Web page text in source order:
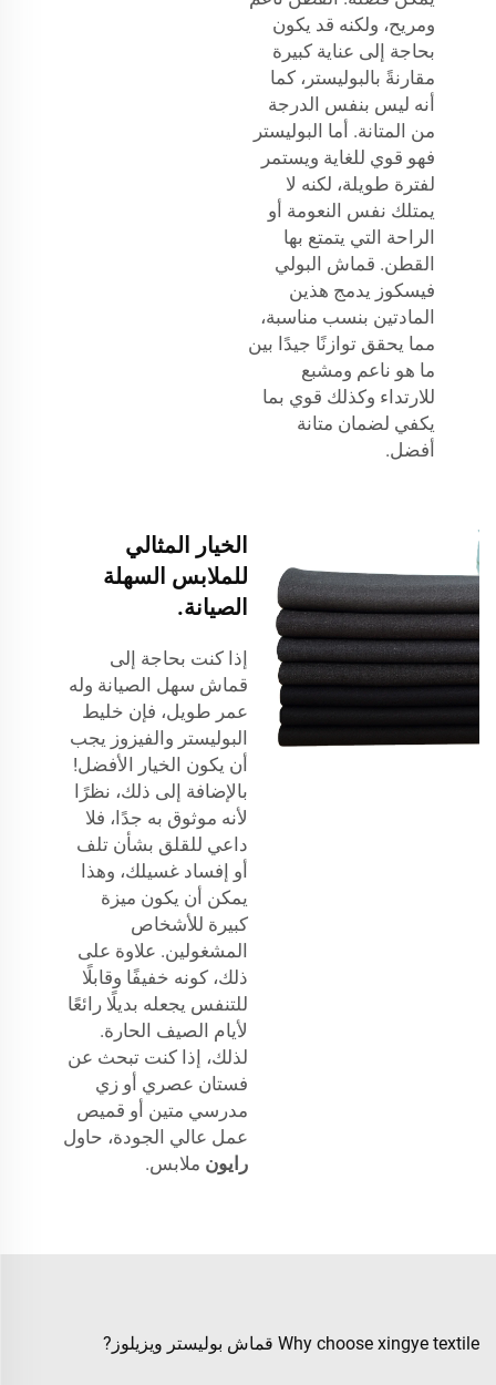
ومريح، ولكنه قد يكون
بحاجة إلى عناية كبيرة
مقارنةً بالبوليستر، كما
أنه ليس بنفس الدرجة
من المتانة. أما البوليستر
فهو قوي للغاية ويستمر
لفترة طويلة، لكنه لا
يمتلك نفس النعومة أو
الراحة التي يتمتع بها
القطن. قماش البولي
فيسكوز يدمج هذين
المادتين بنسب مناسبة،
مما يحقق توازنًا جيدًا بين
ما هو ناعم ومشبع
للارتداء وكذلك قوي بما
يكفي لضمان متانة
أفضل.
الخيار المثالي
للملابس السهلة
الصيانة.
إذا كنت بحاجة إلى
قماش سهل الصيانة وله
عمر طويل، فإن خليط
البوليستر والفيزوز يجب
أن يكون الخيار الأفضل!
بالإضافة إلى ذلك، نظرًا
لأنه موثوق به جدًا، فلا
داعي للقلق بشأن تلف
أو إفساد غسيلك، وهذا
يمكن أن يكون ميزة
كبيرة للأشخاص
المشغولين. علاوة على
ذلك، كونه خفيفًا وقابلًا
للتنفس يجعله بديلًا رائعًا
لأيام الصيف الحارة.
لذلك، إذا كنت تبحث عن
فستان عصري أو زي
مدرسي متين أو قميص
عمل عالي الجودة، حاول
رايون ملابس.
Why choose xingye textile قماش بوليستر ويزيلوز?